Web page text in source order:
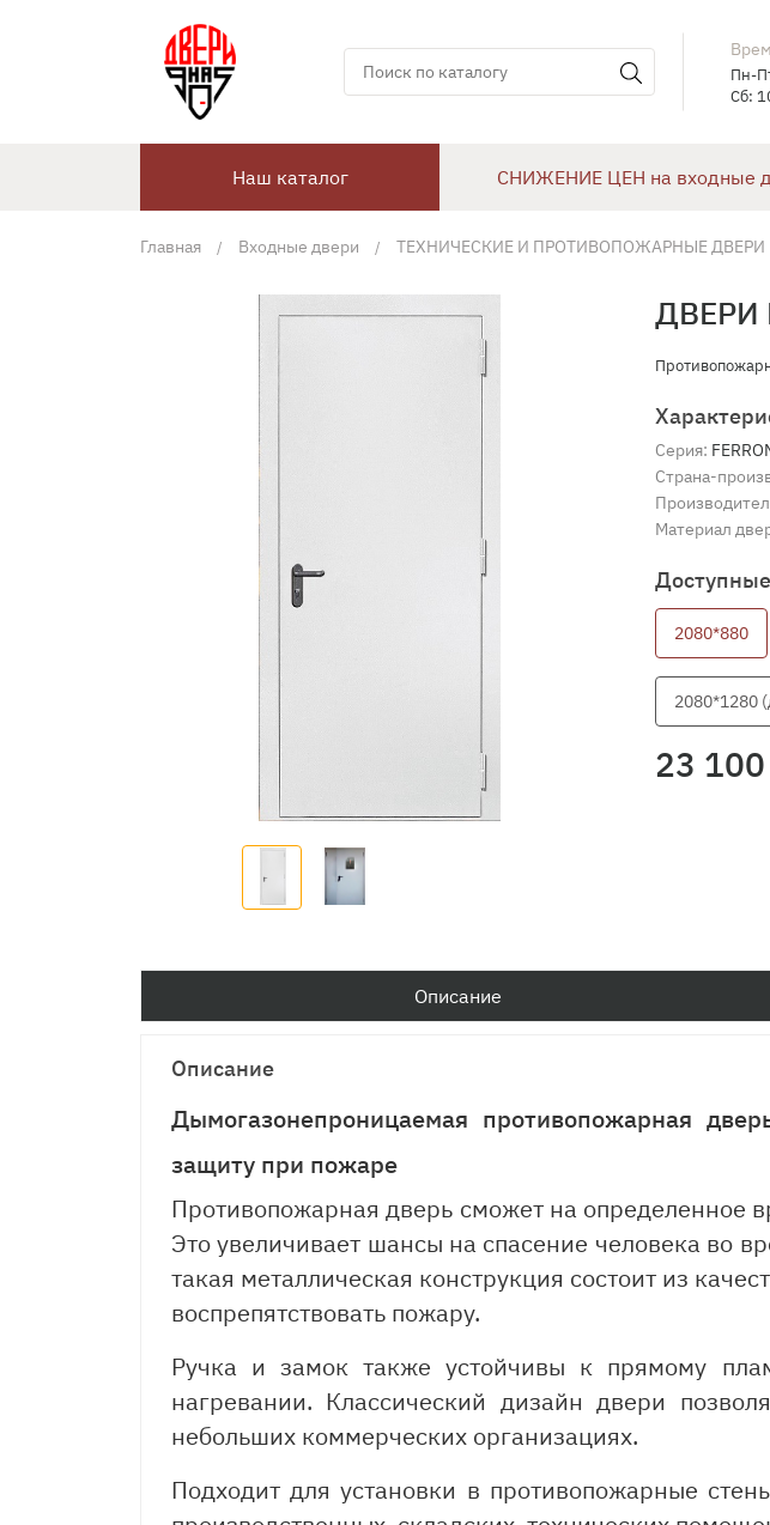
Пн-
Сб:
Наш каталог СНИЖЕНИЕ ЦЕН на входные
Главная Входные двери ТЕХНИЧЕСКИЕ И ПРОТИВОПОЖАРНЫЕ ДВЕРИ
ДВЕРИ
Серия:
Страна-
Материал
2080*880
2080*1280
23 100
Описание
Описание
Дымогазонепроницаемая противопожарная
защиту при пожаре
Противопожарная дверь сможет на определенное
Это увеличивает шансы на спасение человека во
такая металлическая конструкция состоит из
воспрепятствовать пожару.
Ручка и замок также устойчивы к прямому
нагревании. Классический дизайн двери
небольших коммерческих организациях.
Подходит для установки в противопожарные